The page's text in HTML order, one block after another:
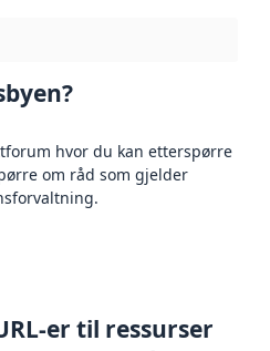
hvor du kan etterspørre
om råd som gjelder
er til ressurser